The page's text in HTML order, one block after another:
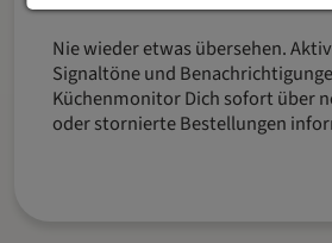
Nie wieder etwas übersehen.
Signaltöne und
Küchenmonitor Dich sofort über
oder stornierte Bestellungen